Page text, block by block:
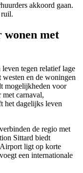
akkoord gaan.
ruil.
met
tegen relatief lage
en de woningen
mogelijkheden voor
carnaval,
het dagelijks leven
de regio met
Sittard biedt
ligt op korte
een internationale